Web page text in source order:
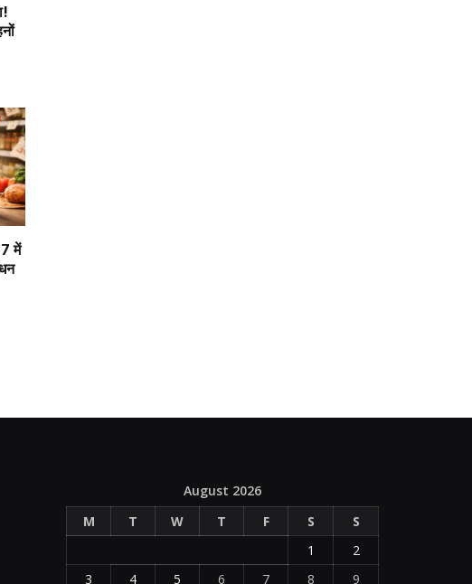
में
August 2026
M
T W T F S
S
1
2
3
4 5 6 7 8 9